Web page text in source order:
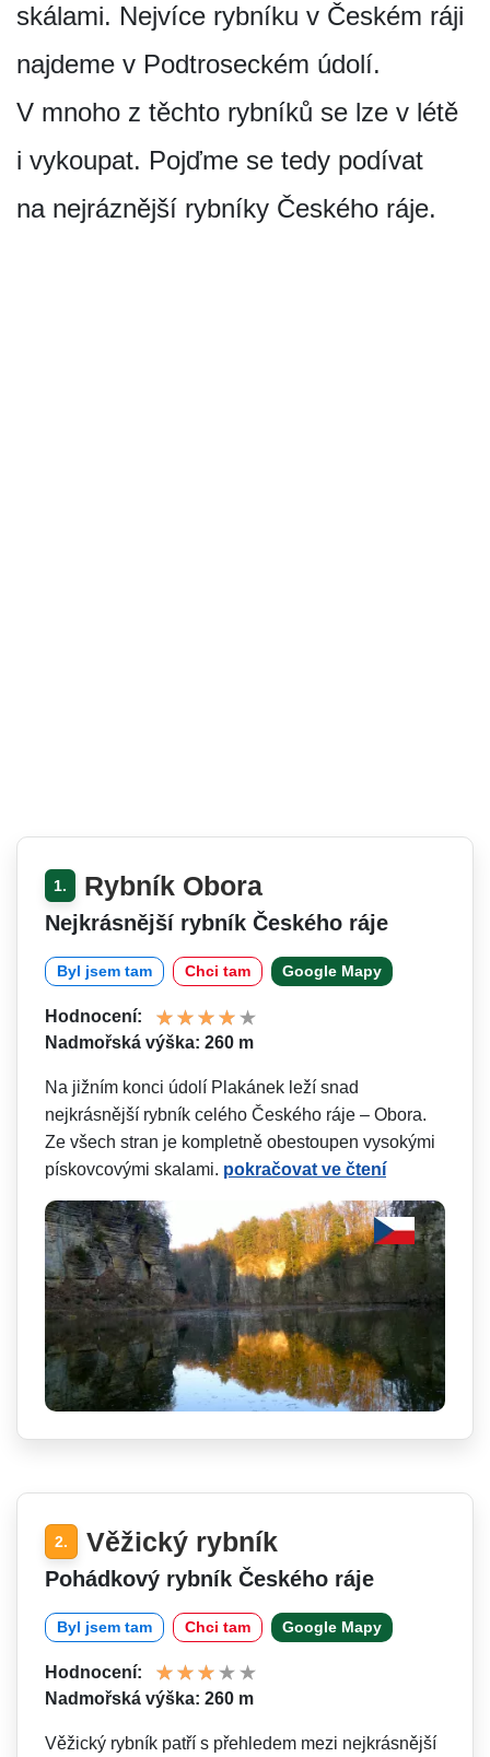
skálami. Nejvíce rybníku v Českém ráji
najdeme v Podtroseckém údolí.
V mnoho z těchto rybníků se lze v létě
i vykoupat. Pojďme se tedy podívat
na nejráznější rybníky Českého ráje.
1. Rybník Obora
Nejkrásnější rybník Českého ráje
Byl jsem tam Chci tam Google Mapy
Hodnocení:
Nadmořská výška: 260 m
Na jižním konci údolí Plakánek leží snad
nejkrásnější rybník celého Českého ráje – Obora.
Ze všech stran je kompletně obestoupen vysokými
pískovcovými skalami. pokračovat ve čtení
2. Věžický rybník
Pohádkový rybník Českého ráje
Byl jsem tam Chci tam Google Mapy
Hodnocení:
Nadmořská výška: 260 m
Věžický rybník patří s přehledem mezi nejkrásnější